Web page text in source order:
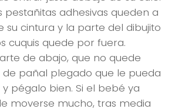
pestañitas adhesivas queden a
su cintura y la parte del dibujito
cuquis quede por fuera.
de abajo, que no quede
de pañal plegado que le pueda
pégalo bien. Si el bebé ya
moverse mucho, tras media